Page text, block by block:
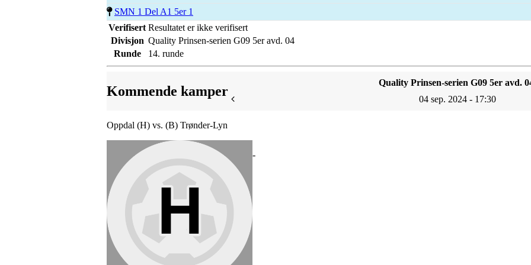
SMN 1 Del A1 5er 1
Verifisert Resultatet er ikke verifisert
Divisjon Quality Prinsen-serien G09 5er avd. 04
Runde
14. runde
Kommende kamper
Quality Prinsen-serien G09 5er avd.
04 sep. 2024 - 17:30
Oppdal (H) vs. (B) Trønder-Lyn
-